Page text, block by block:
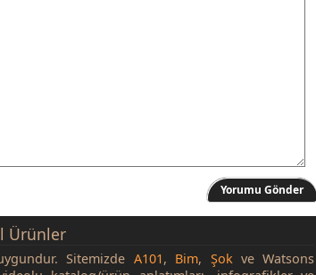
Yorumu Gönder
Ürünler
Sitemizde A101, Bim, Şok ve Watsons